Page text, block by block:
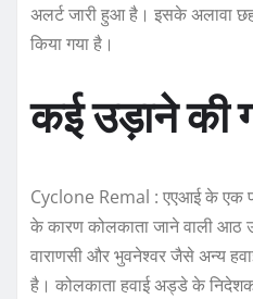
अलर्ट जारी हुआ है। इसके अलावा
किया गया है।
कई उड़ाने की
Cyclone Remal : एएआई के एक
के कारण कोलकाता जाने वाली आठ
वाराणसी और भुवनेश्वर जैसे अन्य
है। कोलकाता हवाई अड्डे के निदेशक